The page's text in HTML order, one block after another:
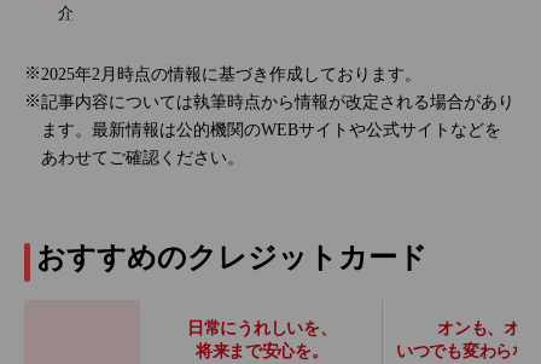
介
2025年2月時点の情報に基づき作成しております。
記事内容については執筆時点から情報が改定される場合があり
ます。最新情報は公的機関のWEBサイトや公式サイトなどを
あわせてご確認ください。
おすすめのクレジットカード
日常にうれしいを、
将来まで安心を。
オンも、オフ
いつでも変わらな